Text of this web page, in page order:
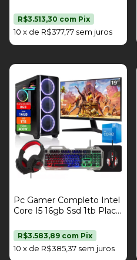
Gamer Fonte 400W
Strong Tech
10 x de R$377,77 sem juros
R$3.513,30 com Pix
Pc Gamer Completo Intel
Core I5 16gb Ssd 1tb Placa
Gamer Monitor 19" Fonte
400W Strong Tech
10 x de R$385,37 sem juros
R$3.583,89 com Pix